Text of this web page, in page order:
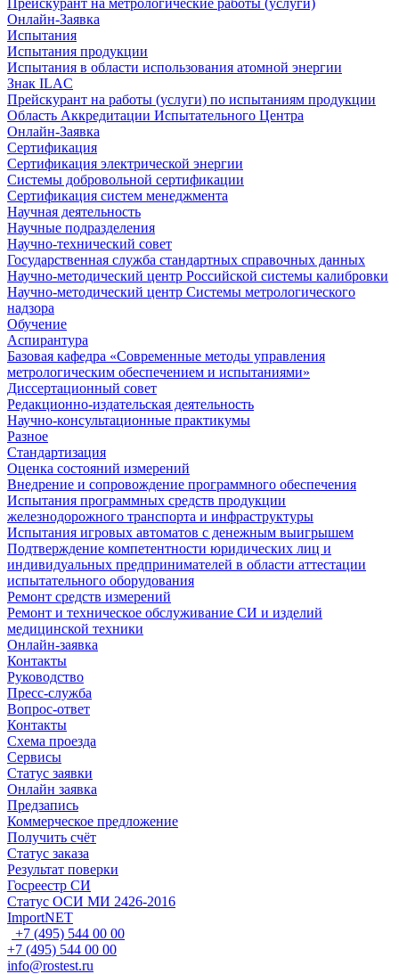
Онлайн-Заявка
Испытания
Испытания продукции
Испытания в области использования атомной энергии
Знак ILAC
Прейскурант на работы (услуги) по испытаниям продукции
Область Аккредитации Испытательного Центра
Онлайн-Заявка
Сертификация
Сертификация электрической энергии
Системы добровольной сертификации
Сертификация систем менеджмента
Научная деятельность
Научные подразделения
Научно-технический совет
Государственная служба стандартных справочных данных
Научно-методический центр Российской системы калибровки
Научно-методический центр Системы метрологического
надзора
Обучение
Аспирантура
Базовая кафедра «Современные методы управления
метрологическим обеспечением и испытаниями»
Диссертационный совет
Редакционно-издательская деятельность
Научно-консультационные практикумы
Разное
Стандартизация
Оценка состояний измерений
Внедрение и сопровождение программного обеспечения
Испытания программных средств продукции
железнодорожного транспорта и инфраструктуры
Испытания игровых автоматов с денежным выигрышем
Подтверждение компетентности юридических лиц и
индивидуальных предпринимателей в области аттестации
испытательного оборудования
Ремонт средств измерений
Ремонт и техническое обслуживание СИ и изделий
медицинской техники
Онлайн-заявка
Контакты
Руководство
Пресс-служба
Вопрос-ответ
Контакты
Схема проезда
Сервисы
Статус заявки
Онлайн заявка
Предзапись
Коммерческое предложение
Получить счёт
Статус заказа
Результат поверки
Госреестр СИ
Статус ОСИ МИ 2426-2016
ImportNET
+7 (495) 544 00 00
+7 (495) 544 00 00
info@rostest.ru